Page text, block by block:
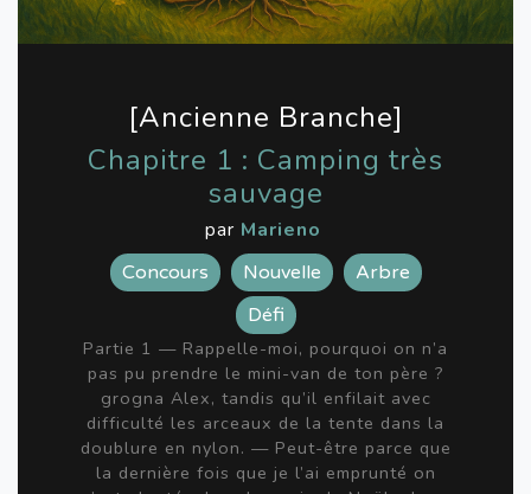
[Ancienne Branche]
Chapitre 1 : Camping très
sauvage
par Marieno
Concours Nouvelle
Arbre
Défi
Partie 1 — Rappelle-moi, pourquoi on n’a
pas pu prendre le mini-van de ton père ?
grogna Alex, tandis qu’il enfilait avec
difficulté les arceaux de la tente dans la
doublure en nylon. — Peut-être parce que
la dernière fois que je l’ai emprunté on